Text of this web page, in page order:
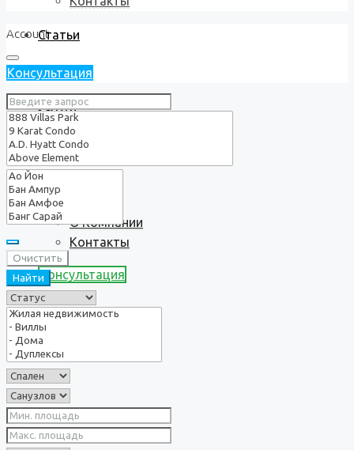
Статьи
Услуги
О нас
О Компании
Контакты
Консультация
Account
Консультация
Очистить
Найти